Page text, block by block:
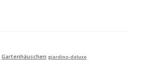
Gartenhäuschen giardino-deluxe